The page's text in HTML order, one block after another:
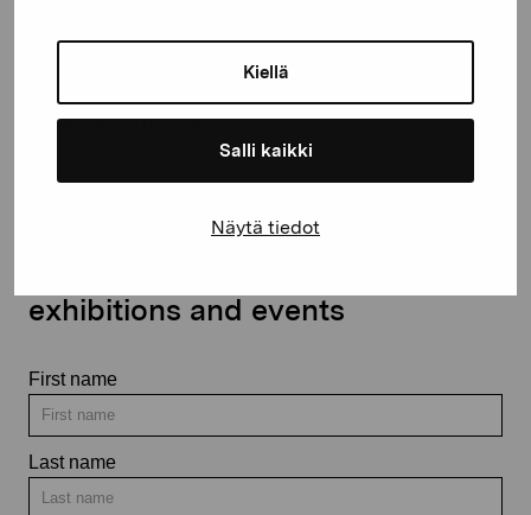
Kiellä
Salli kaikki
Näytä tiedot
Contact us
exhibitions and events
First name
Last name